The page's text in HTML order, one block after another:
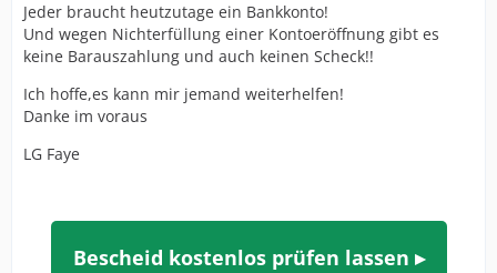
Jeder braucht heutzutage ein Bankkonto!
Und wegen Nichterfüllung einer Kontoeröffnung gibt es
keine Barauszahlung und auch keinen Scheck!!
Ich hoffe,es kann mir jemand weiterhelfen!
Danke im voraus
LG Faye
Bescheid kostenlos prüfen lassen ▸